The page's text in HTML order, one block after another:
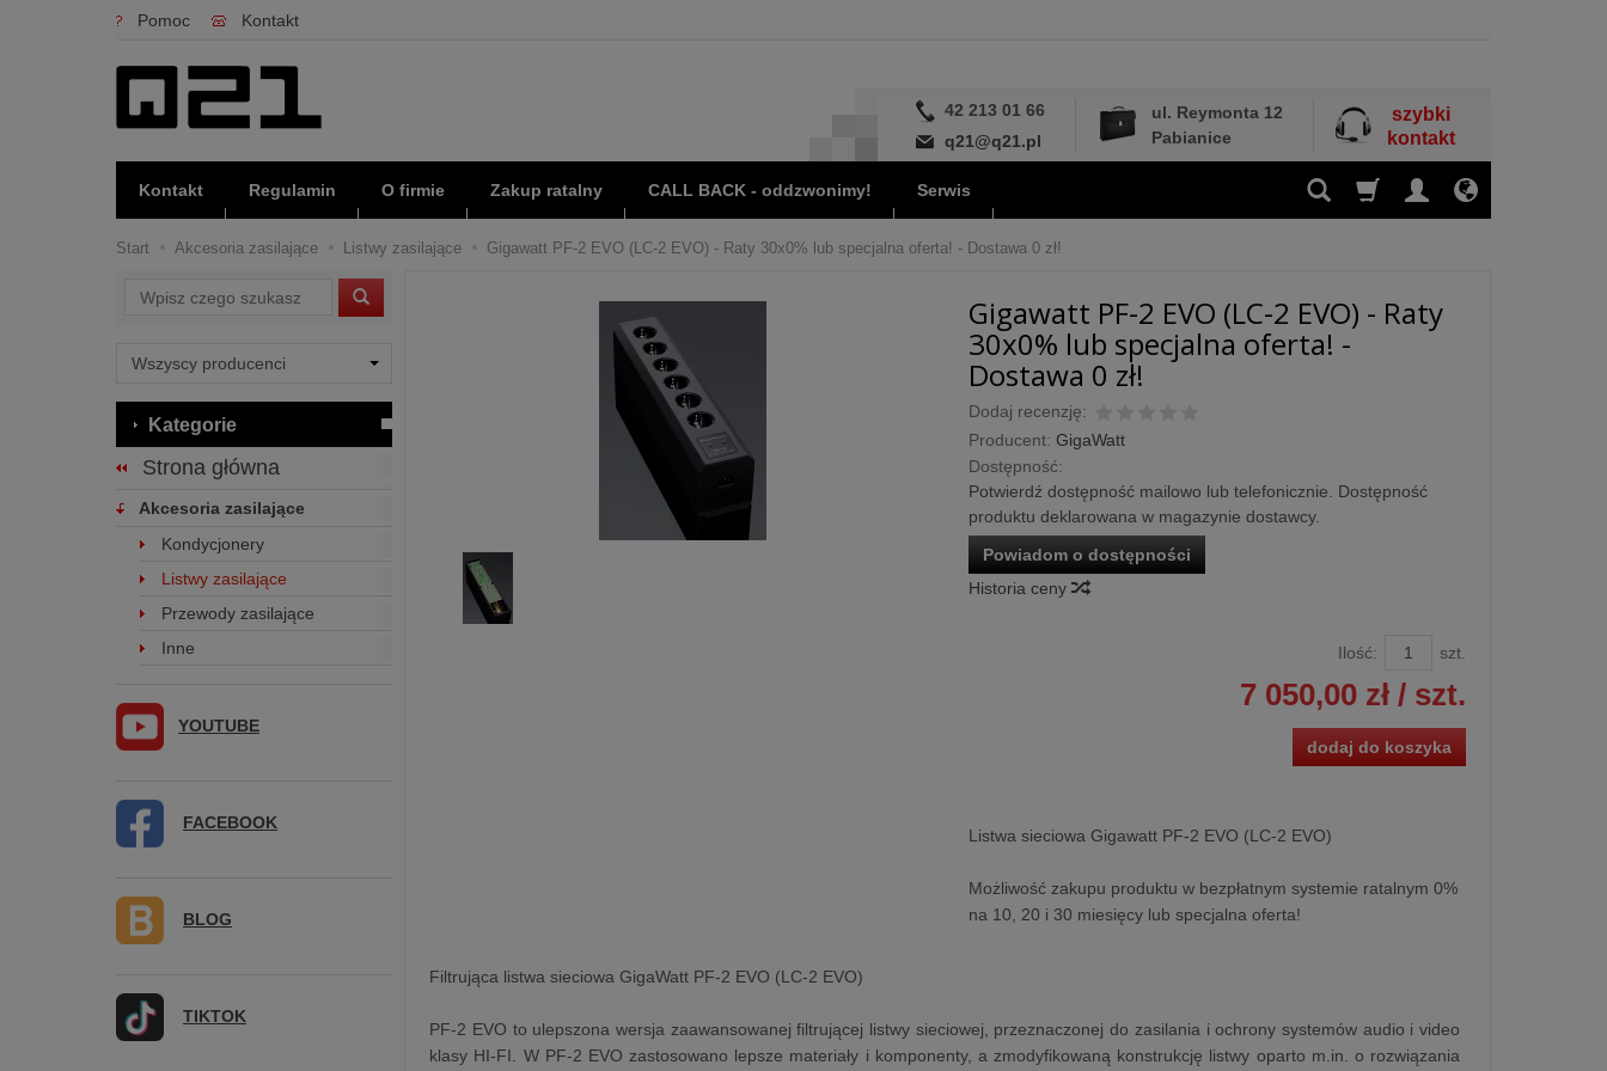
Pomoc Kontakt
42 213 01 66
q21@q21.pl
ul. Reymonta 12
Pabianice
szybki
kontakt
Kontakt Regulamin O firmie Zakup ratalny CALL BACK - oddzwonimy! Serwis
Start Akcesoria zasilające Listwy zasilające Gigawatt PF-2 EVO (LC-2 EVO) - Raty 30x0% lub specjalna oferta! - Dostawa 0 zł!
Gigawatt PF-2 EVO (LC-2 EVO) - Raty
30x0% lub specjalna oferta! -
Dostawa 0 zł!
Dodaj recenzję:
Producent: GigaWatt
Dostępność:
Potwierdź dostępność mailowo lub telefonicznie. Dostępność
produktu deklarowana w magazynie dostawcy.
Powiadom o dostępności
Historia ceny
Ilość: szt.
7 050,00 zł/ szt.
dodaj do koszyka
Listwa sieciowa Gigawatt PF-2 EVO (LC-2 EVO)
Możliwość zakupu produktu w bezpłatnym systemie ratalnym 0%
na 10, 20 i 30 miesięcy lub specjalna oferta!
Filtrująca listwa sieciowa GigaWatt PF-2 EVO (LC-2 EVO)
PF-2 EVO to ulepszona wersja zaawansowanej filtrującej listwy sieciowej, przeznaczonej do zasilania i ochrony systemów audio i video
klasy HI-FI. W PF-2 EVO zastosowano lepsze materiały i komponenty, a zmodyfikowaną konstrukcję listwy oparto m.in. o rozwiązania
Wyszukaj
Kategorie
Strona główna
Akcesoria zasilające
Kondycjonery
Listwy zasilające
Przewody zasilające
Inne
YOUTUBE
FACEBOOK
BLOG
TIKTOK